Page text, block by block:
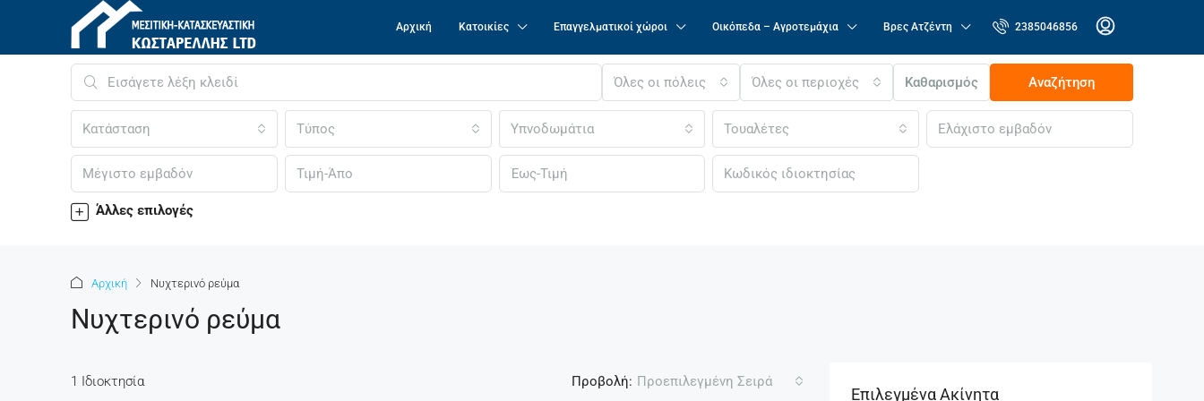
Αρχική Κατοικίες Επαγγελματικοί χώροι Οικόπεδα – Αγροτεμάχια Βρες Ατζέντη 2385046856
Όλες οι πόλεις Όλες οι περιοχές Καθαρισμός Αναζήτηση
Κατάσταση Τύπος Υπνοδωμάτια Τουαλέτες
Άλλες επιλογές
Αρχική Νυχτερινό ρεύμα
Νυχτερινό ρεύμα
1 Ιδιοκτησία Προβολή: Προεπιλεγμένη Σειρά
Επιλεγμένα Ακίνητα